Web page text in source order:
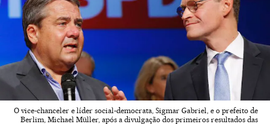
O vice-chanceler e líder social-democrata, Sigmar Gabriel, e o prefeito de
Berlim, Michael Müller, após a divulgação dos primeiros resultados das